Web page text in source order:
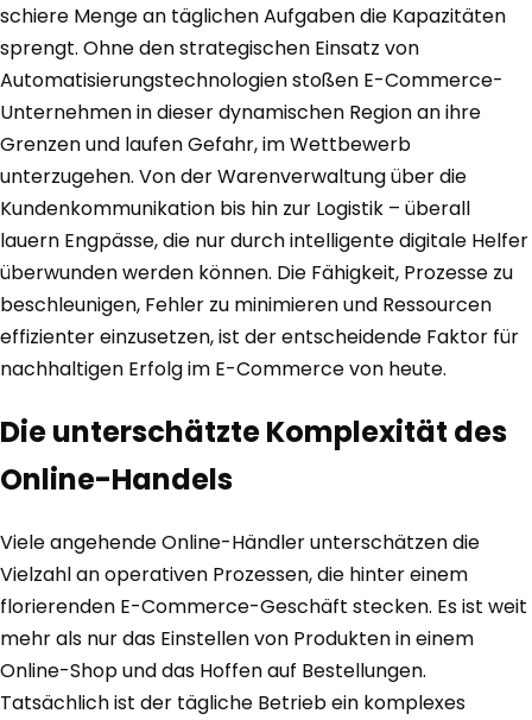
schiere Menge an täglichen Aufgaben die Kapazitäten
sprengt. Ohne den strategischen Einsatz von
Automatisierungstechnologien stoßen E-Commerce-
Unternehmen in dieser dynamischen Region an ihre
Grenzen und laufen Gefahr, im Wettbewerb
unterzugehen. Von der Warenverwaltung über die
Kundenkommunikation bis hin zur Logistik – überall
lauern Engpässe, die nur durch intelligente digitale Helfer
überwunden werden können. Die Fähigkeit, Prozesse zu
beschleunigen, Fehler zu minimieren und Ressourcen
effizienter einzusetzen, ist der entscheidende Faktor für
nachhaltigen Erfolg im E-Commerce von heute.
Die unterschätzte Komplexität des
Online-Handels
Viele angehende Online-Händler unterschätzen die
Vielzahl an operativen Prozessen, die hinter einem
florierenden E-Commerce-Geschäft stecken. Es ist weit
mehr als nur das Einstellen von Produkten in einem
Online-Shop und das Hoffen auf Bestellungen.
Tatsächlich ist der tägliche Betrieb ein komplexes